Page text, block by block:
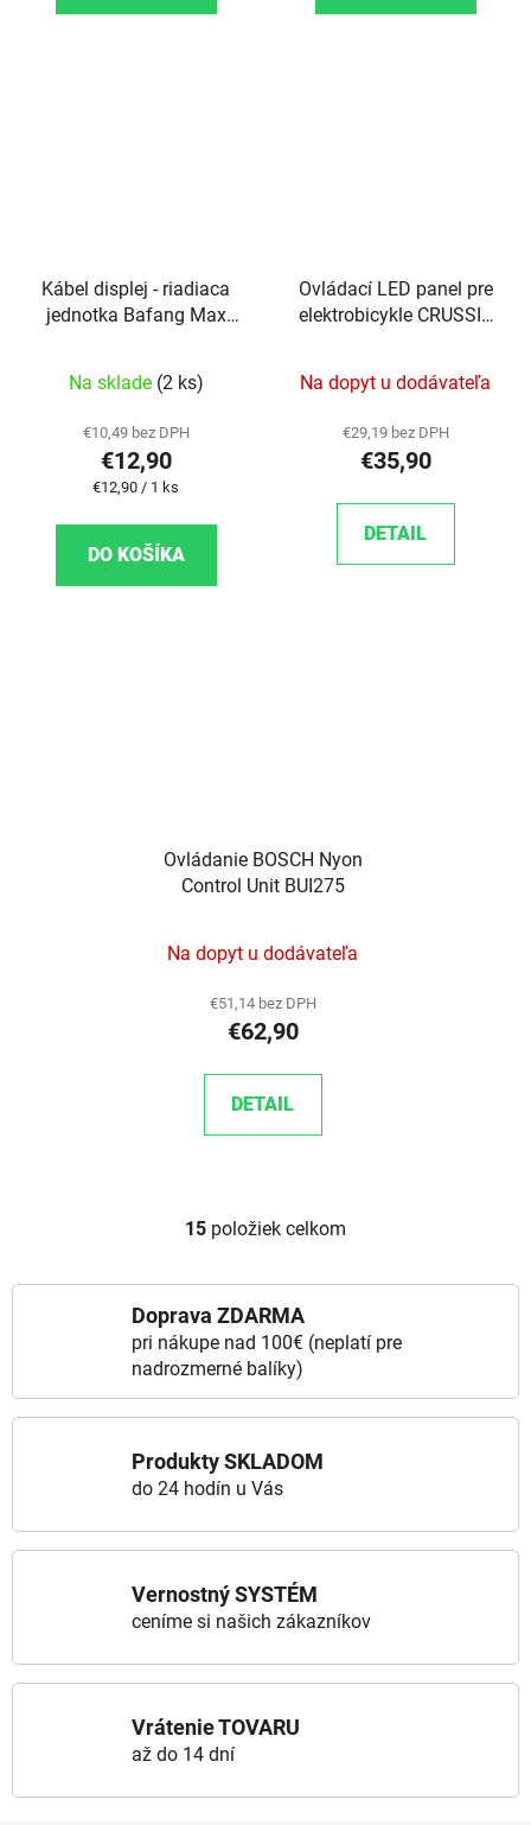
Kábel displej - riadiaca
jednotka Bafang Max
Na sklade (2 ks)
€10,49 bez DPH
€12,90
Jednotková cena:
€12,90 / 1 ks
DO KOŠÍKA
Ovládací LED panel pre
elektrobicykle CRUSSIS
Na dopyt u dodávateľa
€29,19 bez DPH
€35,90
DETAIL
Ovládanie BOSCH Nyon
Control Unit BUI275
Na dopyt u dodávateľa
€51,14 bez DPH
€62,90
DETAIL
Ovládacie prvky výpisu
15 položiek celkom
Doprava ZDARMA
pri nákupe nad 100€ (neplatí pre
nadrozmerné balíky)
Produkty SKLADOM
do 24 hodín u Vás
Vernostný SYSTÉM
ceníme si našich zákazníkov
Vrátenie TOVARU
až do 14 dní